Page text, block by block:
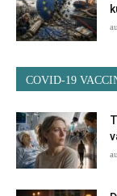
COVID-19